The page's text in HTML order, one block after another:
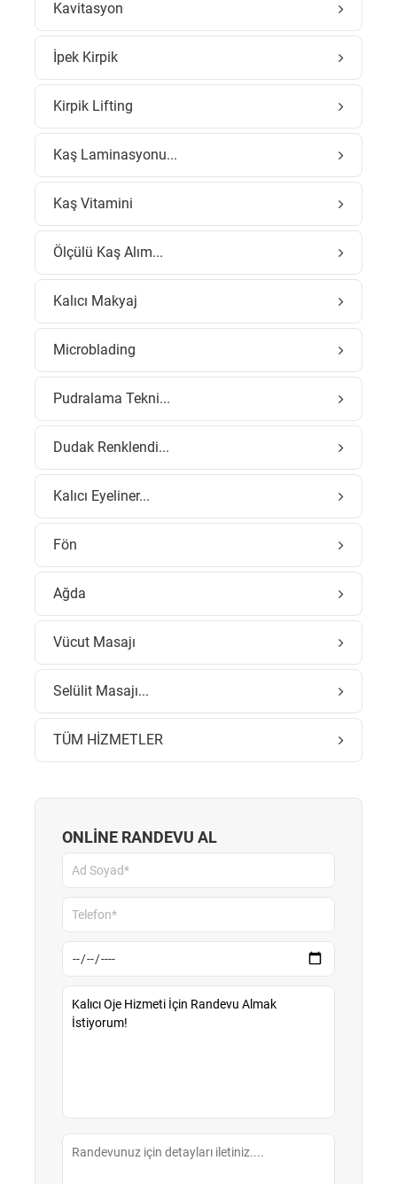
Kavitasyon
İpek Kirpik
Kirpik Lifting
Kaş Laminasyonu...
Kaş Vitamini
Ölçülü Kaş Alım...
Kalıcı Makyaj
Microblading
Pudralama Tekni...
Dudak Renklendi...
Kalıcı Eyeliner...
Fön
Ağda
Vücut Masajı
Selülit Masajı...
TÜM HİZMETLER
ONLİNE RANDEVU AL